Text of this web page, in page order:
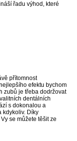
řadu výhod, které
přítomnost
efektu bychom
zubů je třeba dodržovat
dentálních
s dokonalou a
kdykoliv. Díky
se můžete těšit ze